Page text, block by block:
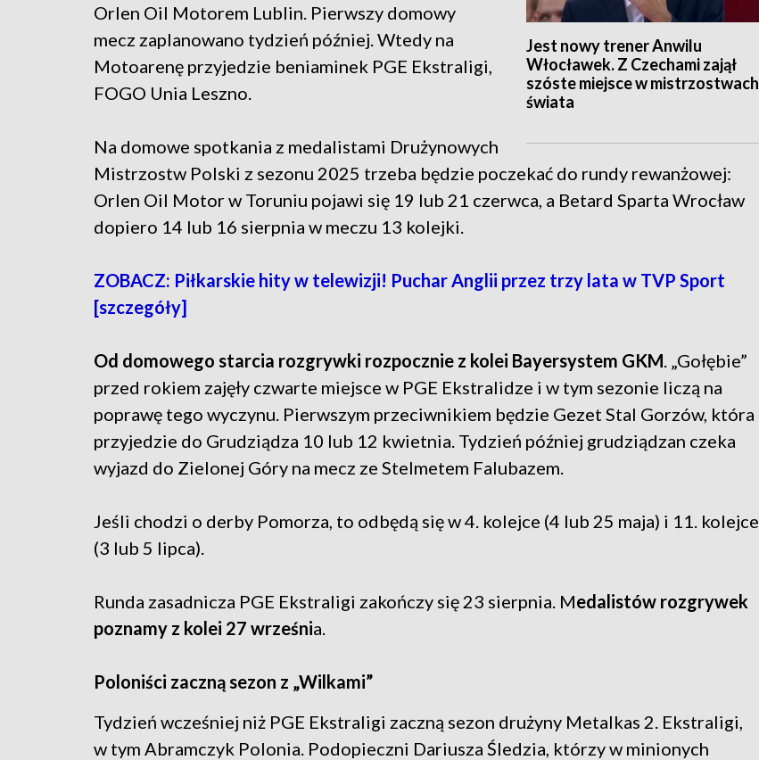
Jest nowy trener Anwilu
Włocławek. Z Czechami zajął
szóste miejsce w mistrzostwach
świata
Orlen Oil Motorem Lublin. Pierwszy domowy
mecz zaplanowano tydzień później. Wtedy na
Motoarenę przyjedzie beniaminek PGE Ekstraligi,
FOGO Unia Leszno.
Na domowe spotkania z medalistami Drużynowych
Mistrzostw Polski z sezonu 2025 trzeba będzie poczekać do rundy rewanżowej:
Orlen Oil Motor w Toruniu pojawi się 19 lub 21 czerwca, a Betard Sparta Wrocław
dopiero 14 lub 16 sierpnia w meczu 13 kolejki.
ZOBACZ: Piłkarskie hity w telewizji! Puchar Anglii przez trzy lata w TVP Sport
[szczegóły]
Od domowego starcia rozgrywki rozpocznie z kolei Bayersystem GKM . „Gołębie”
przed rokiem zajęły czwarte miejsce w PGE Ekstralidze i w tym sezonie liczą na
poprawę tego wyczynu. Pierwszym przeciwnikiem będzie Gezet Stal Gorzów, która
przyjedzie do Grudziądza 10 lub 12 kwietnia. Tydzień później grudziądzan czeka
wyjazd do Zielonej Góry na mecz ze Stelmetem Falubazem.
Jeśli chodzi o derby Pomorza, to odbędą się w 4. kolejce (4 lub 25 maja) i 11. kolejce
(3 lub 5 lipca).
Runda zasadnicza PGE Ekstraligi zakończy się 23 sierpnia. Medalistów rozgrywek
poznamy z kolei 27 września.
Poloniści zaczną sezon z „Wilkami”
Tydzień wcześniej niż PGE Ekstraligi zaczną sezon drużyny Metalkas 2. Ekstraligi,
w tym Abramczyk Polonia. Podopieczni Dariusza Śledzia, którzy w minionych